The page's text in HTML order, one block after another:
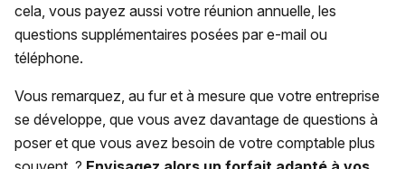
cela, vous payez aussi votre réunion annuelle, les
questions supplémentaires posées par e-mail ou
téléphone.
Vous remarquez, au fur et à mesure que votre entreprise
se développe, que vous avez davantage de questions à
poser et que vous avez besoin de votre comptable plus